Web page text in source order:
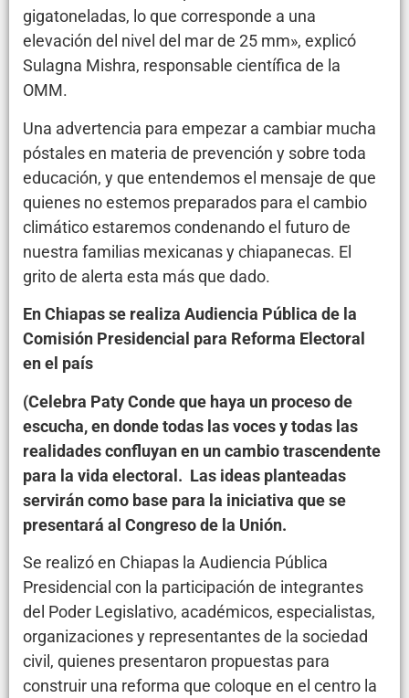
gigatoneladas, lo que corresponde a una
elevación del nivel del mar de 25 mm», explicó
Sulagna Mishra, responsable científica de la
OMM.
Una advertencia para empezar a cambiar mucha
póstales en materia de prevención y sobre toda
educación, y que entendemos el mensaje de que
quienes no estemos preparados para el cambio
climático estaremos condenando el futuro de
nuestra familias mexicanas y chiapanecas. El
grito de alerta esta más que dado.
En Chiapas se realiza Audiencia Pública de la
Comisión Presidencial para Reforma Electoral
en el país
(Celebra Paty Conde que haya un proceso de
escucha, en donde todas las voces y todas las
realidades confluyan en un cambio trascendente
para la vida electoral. Las ideas planteadas
servirán como base para la iniciativa que se
presentará al Congreso de la Unión.
Se realizó en Chiapas la Audiencia Pública
Presidencial con la participación de integrantes
del Poder Legislativo, académicos, especialistas,
organizaciones y representantes de la sociedad
civil, quienes presentaron propuestas para
construir una reforma que coloque en el centro la